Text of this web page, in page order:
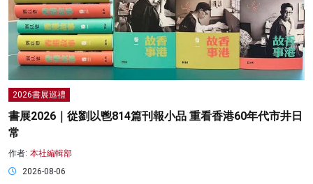
2026書展巡禮
書展2026｜從劉以鬯814篇刊報小品 重看香港60年代市井日
常
作者: 本社編輯部
2026-08-06